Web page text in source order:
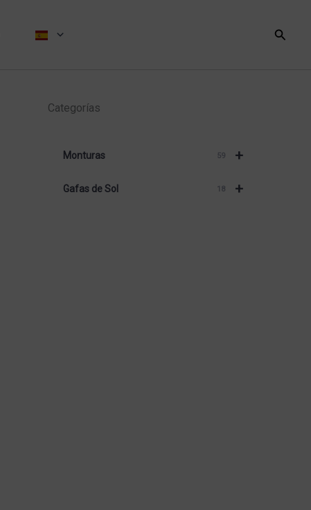
Categorías
+
Monturas 59
+
Gafas de Sol 18